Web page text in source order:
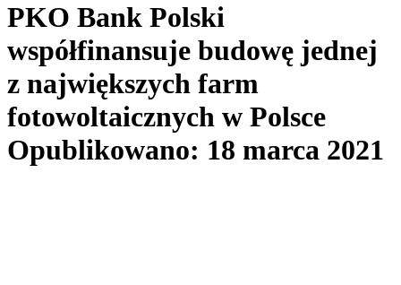
PKO Bank Polski
współfinansuje budowę jednej
z największych farm
fotowoltaicznych w Polsce
Opublikowano: 18 marca 2021